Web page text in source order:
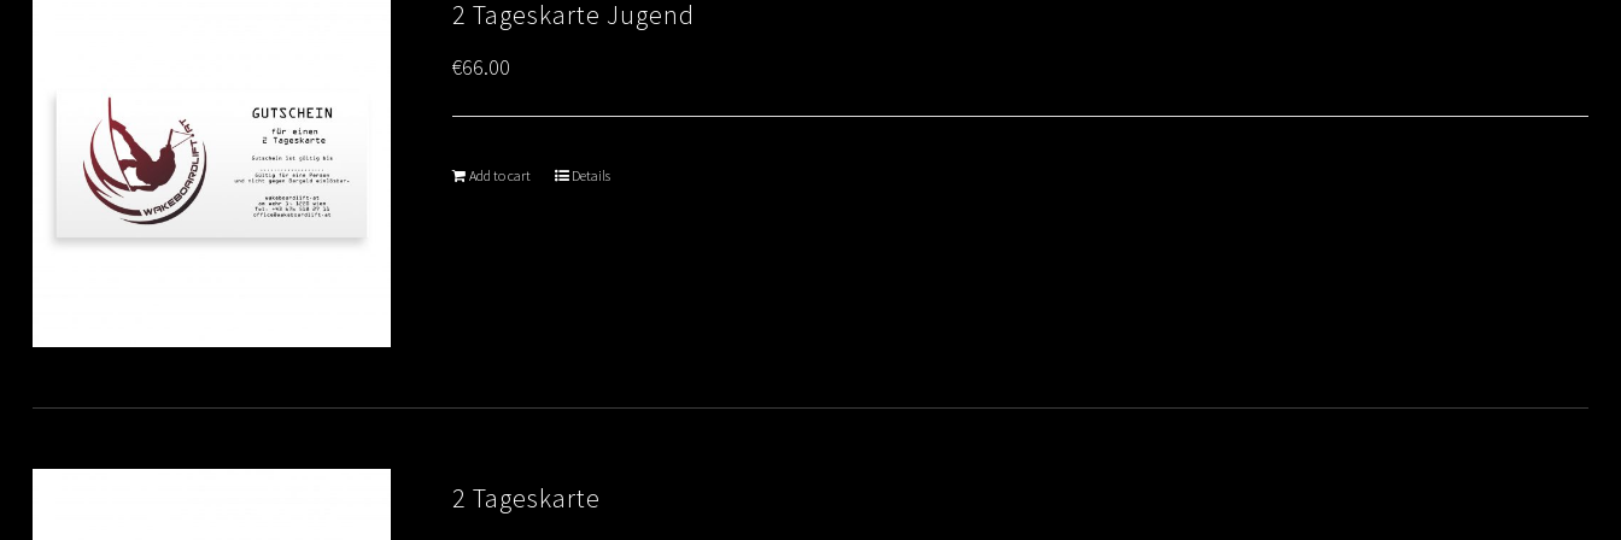
2 Tageskarte Jugend
€66.00
Add to cart Details
2 Tageskarte